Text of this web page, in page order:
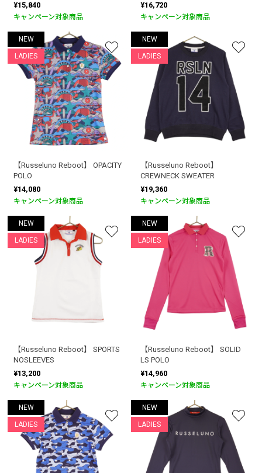
¥15,840
キャンペーン対象商品
¥16,720
キャンペーン対象商品
NEW
LADIES
【Russeluno Reboot】 OPACITY
POLO
¥14,080
キャンペーン対象商品
NEW
LADIES
【Russeluno Reboot】
CREWNECK SWEATER
¥19,360
キャンペーン対象商品
NEW
LADIES
【Russeluno Reboot】 SPORTS
NOSLEEVES
¥13,200
キャンペーン対象商品
NEW
LADIES
【Russeluno Reboot】 SOLID
LS POLO
¥14,960
キャンペーン対象商品
NEW
LADIES
NEW
LADIES